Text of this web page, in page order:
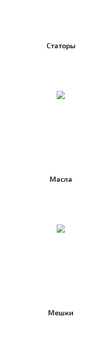
Статоры
Масла
Мешки